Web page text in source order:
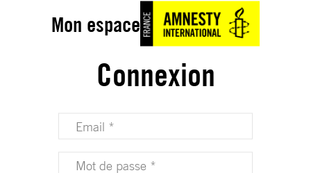
Mon espace
Connexion
Votre adresse email (obligatoire)
Votre mot de passe (obligatoire)